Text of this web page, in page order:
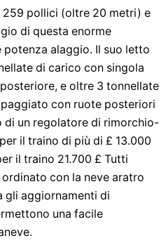
259 pollici (oltre 20 metri) e
di questa enorme
potenza alaggio. Il suo letto
di carico con singola
e oltre 3 tonnellate
con ruote posteriori
di un regolatore di rimorchio-
il traino di più di £ 13.000
il traino 21.700 £ Tutti
con la neve aratro
gli aggiornamenti di
una facile